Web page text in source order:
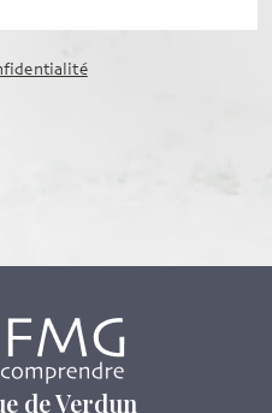
de Verdun